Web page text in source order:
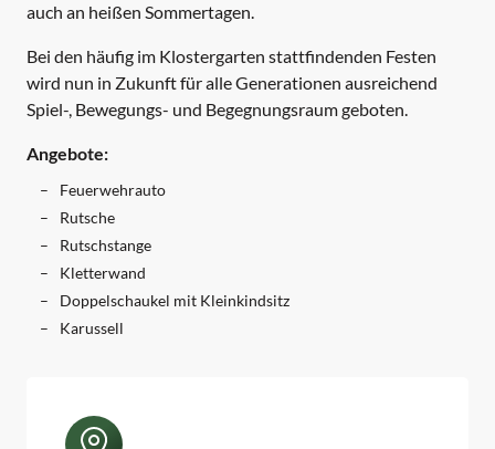
auch an heißen Sommertagen.
Bei den häufig im Klostergarten stattfindenden Festen
wird nun in Zukunft für alle Generationen ausreichend
Spiel-, Bewegungs- und Begegnungsraum geboten.
Angebote:
Feuerwehrauto
Rutsche
Rutschstange
Kletterwand
Doppelschaukel mit Kleinkindsitz
Karussell